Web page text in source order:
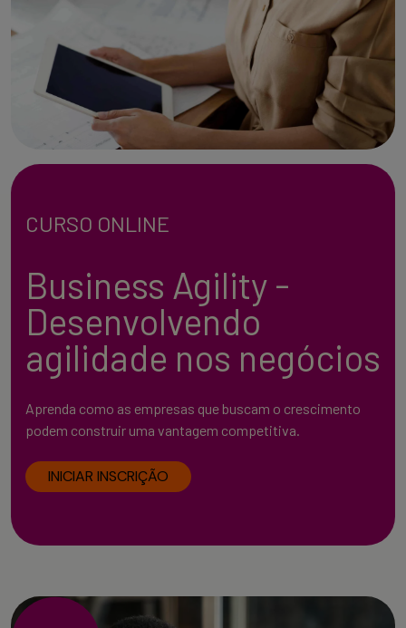
CURSO ONLINE
Business Agility -
Desenvolvendo
agilidade nos negócios
Aprenda como as empresas que buscam o crescimento
podem construir uma vantagem competitiva.
INICIAR INSCRIÇÃO